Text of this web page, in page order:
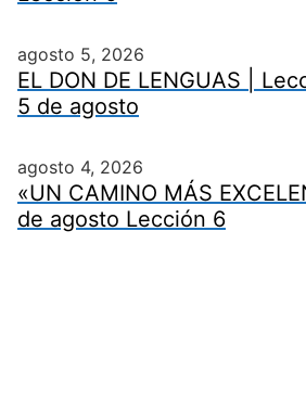
agosto 5, 2026
EL DON DE LENGUAS |
5 de agosto
agosto 4, 2026
«UN CAMINO MÁS
de agosto Lección 6